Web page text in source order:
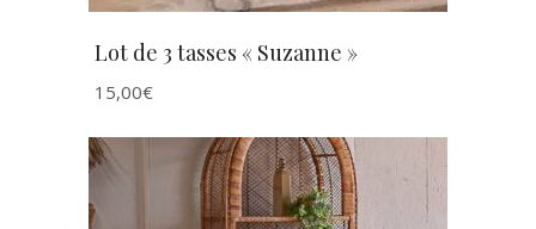
Lot de 3 tasses « Suzanne »
15,00€